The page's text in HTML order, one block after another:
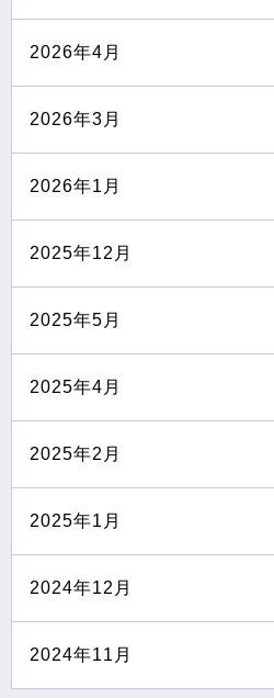
2026年4月
2026年3月
2026年1月
2025年12月
2025年5月
2025年4月
2025年2月
2025年1月
2024年12月
2024年11月